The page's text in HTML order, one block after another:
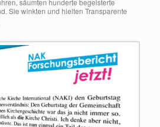
Sie winkten und hielten Transparente